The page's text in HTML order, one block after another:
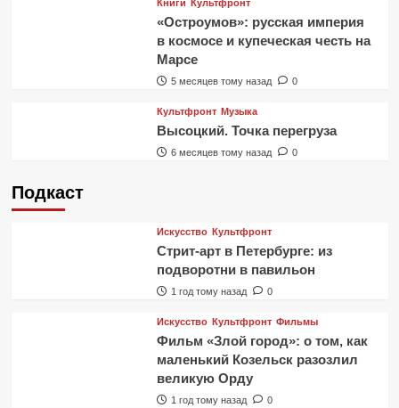
Книги Культфронт
«Остроумов»: русская империя
в космосе и купеческая честь на
Марсе
5 месяцев тому назад 0
Культфронт Музыка
Высоцкий. Точка перегруза
6 месяцев тому назад 0
Подкаст
Искусство Культфронт
Стрит-арт в Петербурге: из
подворотни в павильон
1 год тому назад 0
Искусство Культфронт Фильмы
Фильм «Злой город»: о том, как
маленький Козельск разозлил
великую Орду
1 год тому назад 0